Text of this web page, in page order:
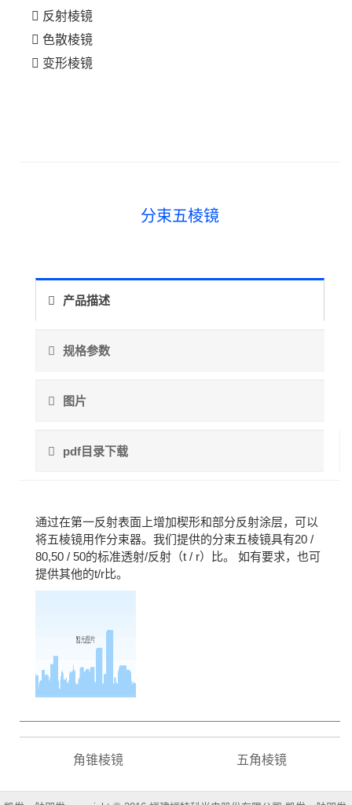
反射棱镜
色散棱镜
变形棱镜
分束五棱镜
产品描述
规格参数
图片
pdf目录下载
通过在第一反射表面上增加楔形和部分反射涂层，可以
将五棱镜用作分束器。我们提供的分束五棱镜具有20 /
80,50 / 50的标准透射/反射（t / r）比。
如有要求，也可
提供其他的t/r比。
五角棱镜
角锥棱镜